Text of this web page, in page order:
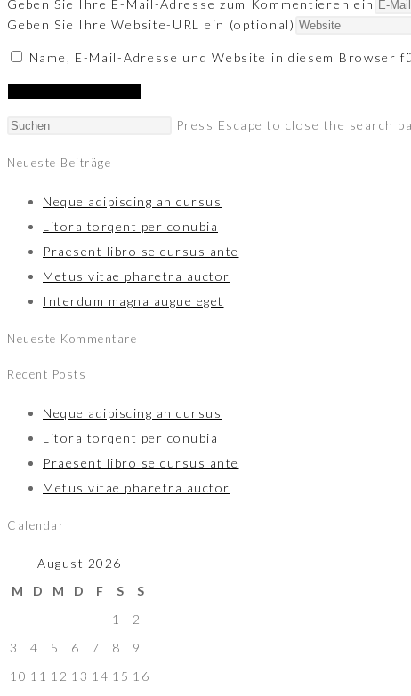
Geben Sie Ihre E-Mail-Adresse zum Kommentieren ein
Geben Sie Ihre Website-URL ein (optional)
Name, E-Mail-Adresse und Website in diesem Browser
Press Escape to close the search
Neueste Beiträge
Neque adipiscing an cursus
Litora torqent per conubia
Praesent libro se cursus ante
Metus vitae pharetra auctor
Interdum magna augue eget
Neueste Kommentare
Recent Posts
Neque adipiscing an cursus
Litora torqent per conubia
Praesent libro se cursus ante
Metus vitae pharetra auctor
Calendar
August 2026
M
D M D F S
S
1
2
3
4 5 6 7 8
9
10 11 12 13 14 15 16